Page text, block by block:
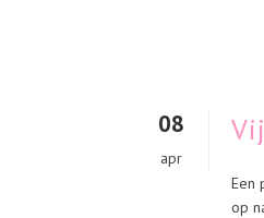
08
apr
Een
op